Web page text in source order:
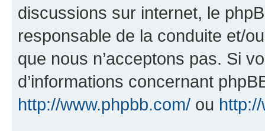
discussions sur internet, le
responsable de la conduite et/
que nous n’acceptons pas. Si
d’informations concernant
http://www.phpbb.com/ ou